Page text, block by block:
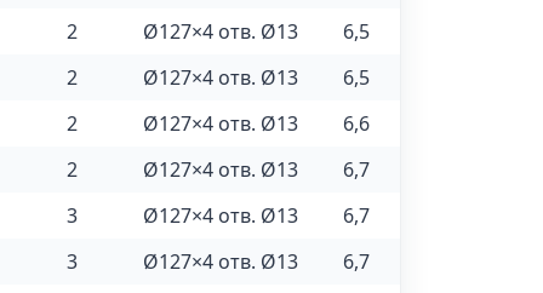
2
Ø127×4 отв. Ø13
6,5
2
Ø127×4 отв. Ø13
6,5
2
Ø127×4 отв. Ø13
6,6
2
Ø127×4 отв. Ø13
6,7
3
Ø127×4 отв. Ø13
6,7
3
Ø127×4 отв. Ø13
6,7